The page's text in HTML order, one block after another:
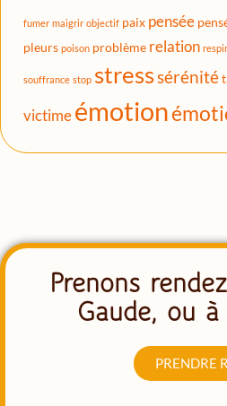
fumer maigrir objectif paix pensée
pleurs poison problème relation
souffrance stop stresssérénité
victimeémotion
Prenons
Gaude, ou
PRENDRE